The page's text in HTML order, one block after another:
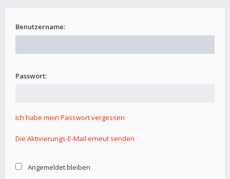
Benutzername:
Passwort:
Ich habe mein Passwort vergessen
Die Aktivierungs-E-Mail erneut senden
Angemeldet bleiben